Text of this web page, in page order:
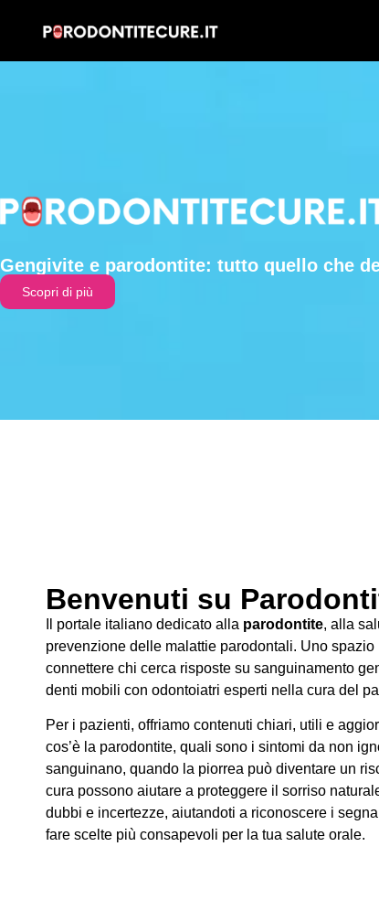
Gengivite e parodontite: tutto quello che
Scopri di più
Benvenuti su
Il portale italiano dedicato alla parodontite, alla
prevenzione delle malattie parodontali. Uno
connettere chi cerca risposte su sanguinamento
denti mobili con odontoiatri esperti nella cura del
Per i pazienti, offriamo contenuti chiari, utili e
cos’è la parodontite, quali sono i sintomi da non
sanguinano, quando la piorrea può diventare un
cura possono aiutare a proteggere il sorriso
dubbi e incertezze, aiutandoti a riconoscere i
fare scelte più consapevoli per la tua salute orale.